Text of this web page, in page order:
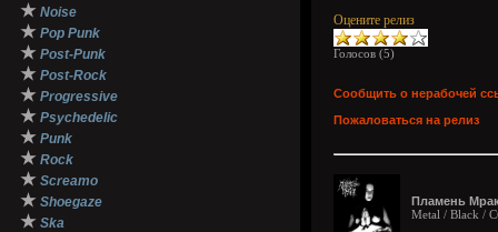
★ Noise
★ Pop Punk
★ Post-Punk
★ Post-Rock
★ Progressive
★ Psychedelic
★ Punk
★ Rock
★ Screamo
★ Shoegaze
★ Ska
Оцените релиз
Голосов (5)
Сообщить о нерабочей
Пожаловаться на релиз
Пламень
Metal / Black /